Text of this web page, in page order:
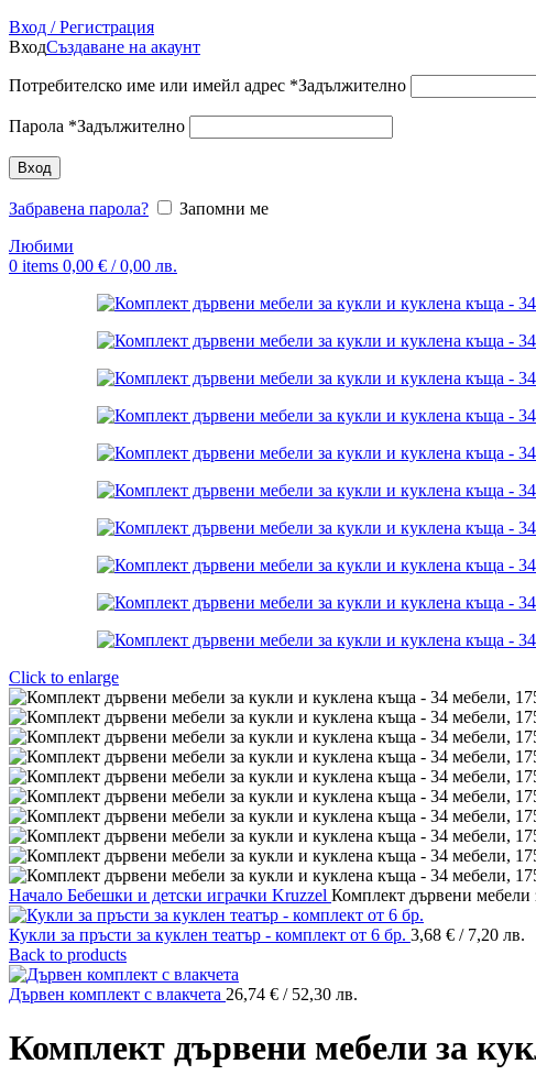
Вход / Регистрация
ВходСъздаване на акаунт
Потребителско име или имейл адрес *Задължително
Парола *Задължително
Вход
Забравена парола?
Запомни ме
Любими
0 items 0,00 € / 0,00 лв.
Click to enlarge
Начало Бебешки и детски играчки Kruzzel Комплект дървени мебели
Кукли за пръсти за куклен театър - комплект от 6 бр. 3,68 € / 7,20 лв.
Back to products
Дървен комплект с влакчета 26,74 € / 52,30 лв.
Комплект дървени мебели за